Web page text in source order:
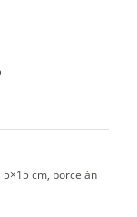
5×15 cm, porcelán